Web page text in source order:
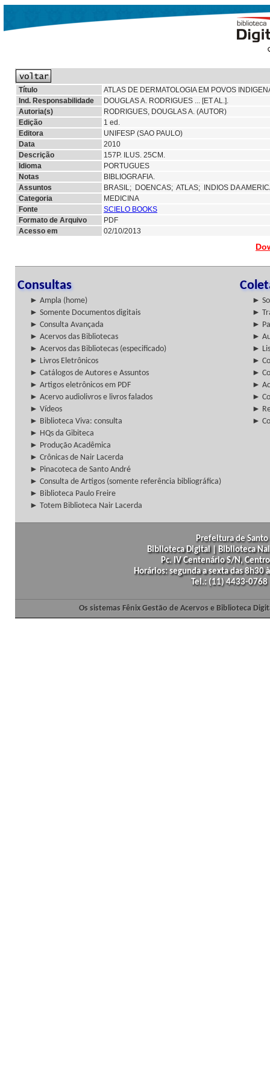
Título
ATLAS DE DERMATOLOGIA EM POVOS
Ind. Responsabilidade
DOUGLAS A. RODRIGUES ... [ET AL.].
Autoria(s)
RODRIGUES, DOUGLAS A. (AUTOR)
Edição
1 ed.
Editora
UNIFESP (SAO PAULO)
Data
2010
Descrição
157P. ILUS. 25CM.
Idioma
PORTUGUES
Notas
BIBLIOGRAFIA.
Assuntos
BRASIL; DOENCAS; ATLAS;
INDIOS DA
Categoria
MEDICINA
Fonte
SCIELO BOOKS
Formato de Arquivo
PDF
Acesso em
02/10/2013
Consultas
► Ampla (home)
►
► Somente Documentos digitais
►
► Consulta Avançada
►
► Acervos das Bibliotecas
►
► Acervos das Bibliotecas (especificado)
►
► Livros Eletrônicos
►
► Catálogos de Autores e Assuntos
►
► Artigos eletrônicos em PDF
►
► Acervo audiolivros e livros falados
►
► Vídeos
►
► Biblioteca Viva: consulta
►
► HQs da Gibiteca
► Produção Acadêmica
► Crônicas de Nair Lacerda
► Pinacoteca de Santo André
► Consulta de Artigos (somente referência bibliográfica)
► Biblioteca Paulo Freire
► Totem Biblioteca Nair Lacerda
Prefeitura de
Biblioteca Digital | Biblioteca
Pc. IV Centenário S/N,
Horários: segunda a sexta das
Tel.: (11) 4433-
Os sistemas Fênix Gestão de Acervos e Biblioteca